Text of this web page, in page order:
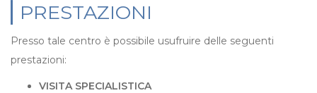
PRESTAZIONI
Presso tale centro è possibile usufruire delle seguenti
prestazioni:
VISITA SPECIALISTICA